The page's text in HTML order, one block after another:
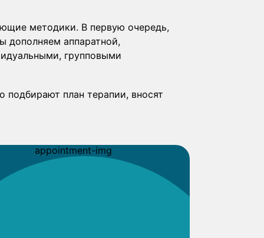
методики. В первую очередь,
дополняем аппаратной,
групповыми
план терапии, вносят